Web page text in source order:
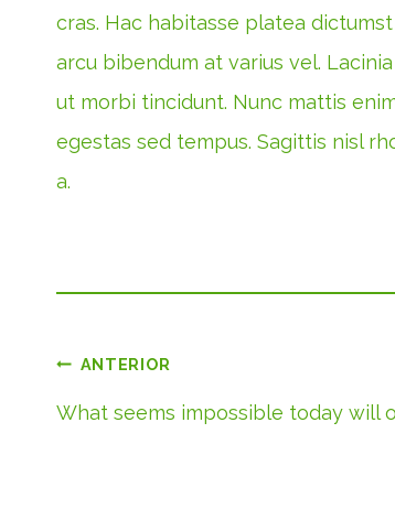
cras. Hac habitasse platea
arcu bibendum at varius vel.
ut morbi tincidunt. Nunc mattis
egestas sed tempus. Sagittis nisl
a.
ANTERIOR
What seems impossible today will